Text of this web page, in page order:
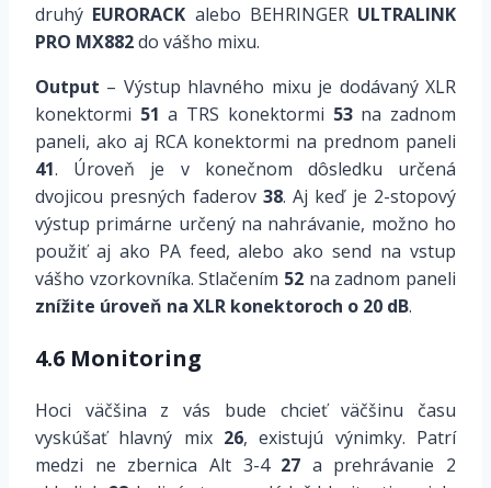
druhý EURORACK alebo BEHRINGER ULTRALINK
PRO MX882do vášho mixu.
Output – Výstup hlavného mixu je dodávaný XLR
konektormi 51 a TRS konektormi 53na zadnom
paneli, ako aj RCA konektormi na prednom paneli
41. Úroveň je v konečnom dôsledku určená
dvojicou presných faderov 38. Aj keď je 2-stopový
výstup primárne určený na nahrávanie, možno ho
použiť aj ako PA feed, alebo ako send na vstup
vášho vzorkovníka. Stlačením 52 na zadnom paneli
znížite úroveň na XLR konektoroch o 20 dB.
4.6 Monitoring
Hoci väčšina z vás bude chcieť väčšinu času
vyskúšať hlavný mix 26, existujú výnimky. Patrí
medzi ne zbernica Alt 3-4 27 a prehrávanie 2